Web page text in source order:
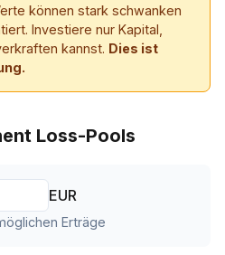
können stark schwanken
Investiere nur Kapital,
kannst. Dies ist
Loss-Pools
EUR
Erträge